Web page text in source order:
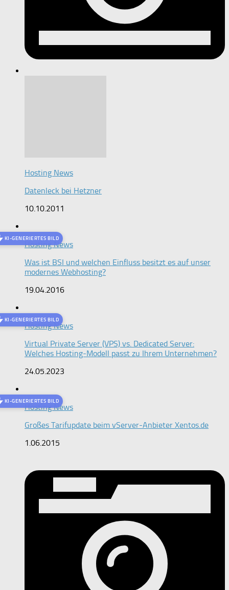
Hosting News
Datenleck bei Hetzner
10.10.2011
KI-GENERIERTES BILD
Hosting News
Was ist BSI und welchen Einfluss besitzt es auf unser
modernes Webhosting?
19.04.2016
KI-GENERIERTES BILD
Hosting News
Virtual Private Server (VPS) vs. Dedicated Server:
Welches Hosting-Modell passt zu Ihrem Unternehmen?
24.05.2023
KI-GENERIERTES BILD
Hosting News
Großes Tarifupdate beim vServer-Anbieter Xentos.de
1.06.2015